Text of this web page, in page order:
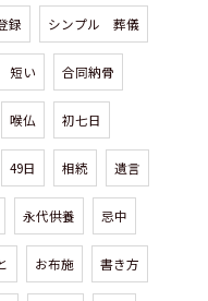
録 シンプル 葬儀
短い 合同納骨
喉仏 初七日
49日 相続 遺言
永代供養 忌中
お布施 書き方